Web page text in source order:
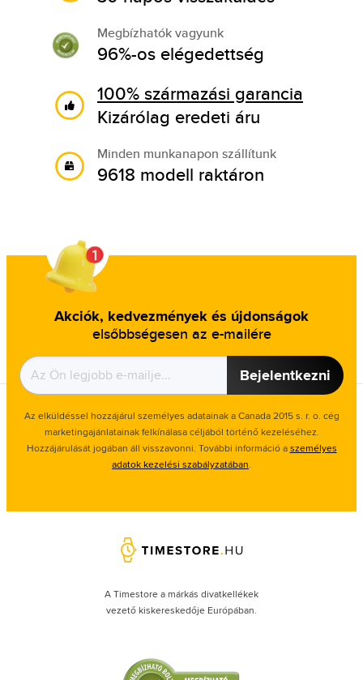
Megbízhatók vagyunk
96%-os elégedettség
100% származási garancia
Kizárólag eredeti áru
Minden munkanapon szállítunk
9618 modell raktáron
Akciók, kedvezmények és újdonságok
elsőbbségesen az e-mailére
Bejelentkezni
Az elküldéssel hozzájárul személyes adatainak a Canada 2015 s. r. o. cég
marketingajánlatainak felkínálasa céljából történő kezeléséhez.
Hozzájárulását jogában áll visszavonni. További információ aszemélyes
adatok kezelési szabályzatában.
A Timestore a márkás divatkellékek
vezető kiskereskedője Európában.